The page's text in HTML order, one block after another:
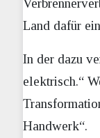
Land dafür
In der dazu
elektrisch.“
Handwerk“.